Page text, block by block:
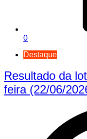
0
Destaque
Resultado da
feira (22/06/